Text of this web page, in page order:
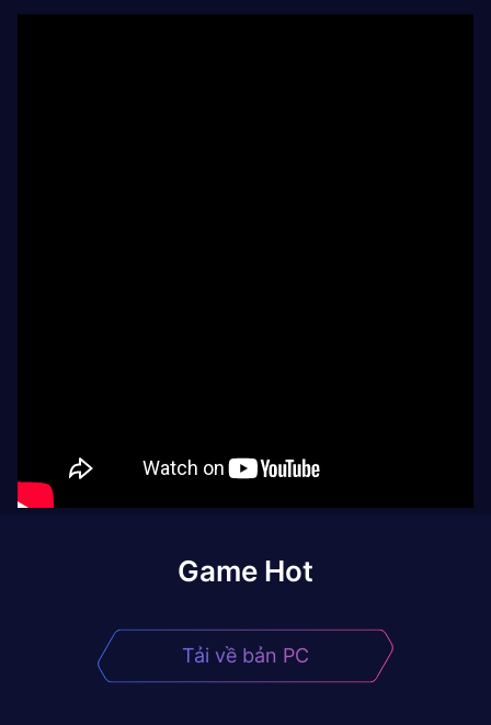
Game Hot
Tải về bản PC